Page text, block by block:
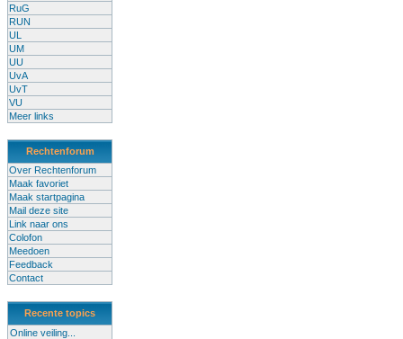
RuG
RUN
UL
UM
UU
UvA
UvT
VU
Meer links
Rechtenforum
Over Rechtenforum
Maak favoriet
Maak startpagina
Mail deze site
Link naar ons
Colofon
Meedoen
Feedback
Contact
Recente topics
Online veiling...